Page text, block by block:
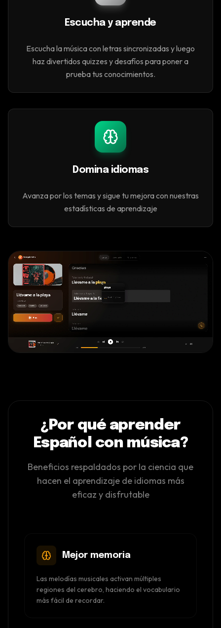
Escucha y aprende
Escucha la música con letras sincronizadas y luego
haz divertidos quizzes y desafíos para poner a
prueba tus conocimientos.
Domina idiomas
Avanza por los temas y sigue tu mejora con nuestras
estadísticas de aprendizaje
¿Por qué aprender
Español con música?
Beneficios respaldados por la ciencia que
hacen el aprendizaje de idiomas más
eficaz y disfrutable
Mejor memoria
Las melodías musicales activan múltiples
regiones del cerebro, haciendo el vocabulario
más fácil de recordar.